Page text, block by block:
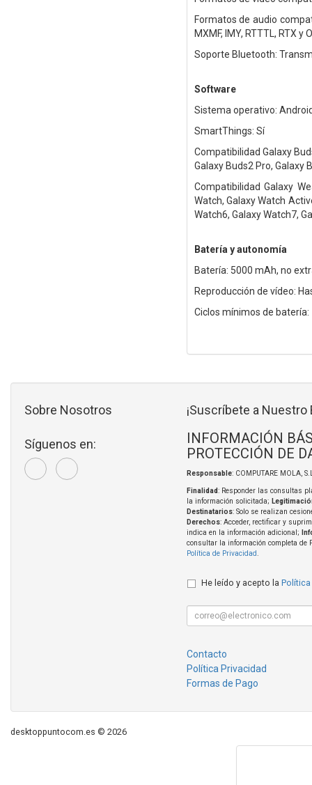
Formatos de audio
MXMF, IMY, RTTTL, RTX y
Soporte Bluetooth:
Software
Sistema operativo:
SmartThings: Sí
Compatibilidad Galaxy
Galaxy Buds2 Pro, Galaxy
Compatibilidad Galaxy
Watch, Galaxy Watch
Watch6, Galaxy Watch7,
Batería y autonomía
Batería: 5000 mAh, no
Reproducción de vídeo:
Ciclos mínimos de batería:
Sobre Nosotros
Síguenos en:
¡Suscríbete a Nuestro
INFORMACIÓN
PROTECCIÓN DE
Responsable: COMPUTARE MOLA,
Finalidad: Responder las consultas
la información solicitada;
Destinatarios: Solo se realizan
Derechos: Acceder, rectificar y
indica en la información adicional;
consultar la información completa de
Política de Privacidad
He leído y acepto la Política
Contacto
Política Privacidad
Formas de Pago
desktoppuntocom.es © 2026